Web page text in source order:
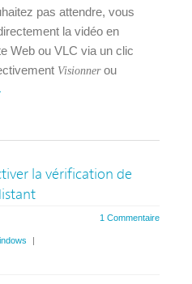
pas attendre, vous
la vidéo en
Web ou VLC via un clic
Visionnerou
la vérification de
1 Commentaire
|